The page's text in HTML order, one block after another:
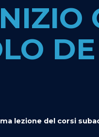
lezione del corsi